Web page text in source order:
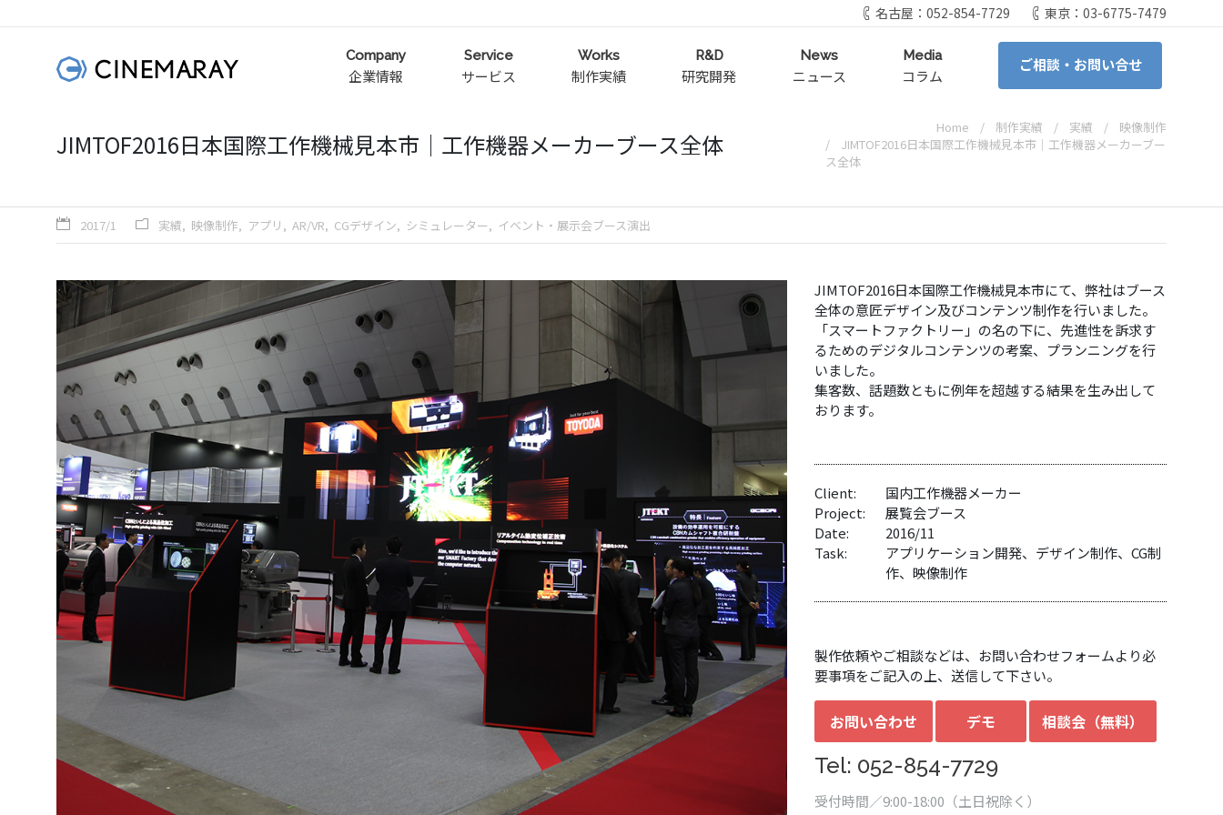
名古屋：052-854-7729 東京：03-6775-7479
Company
企業情報
Service
サービス
Works
制作実績
R&D
研究開発
News
ニュース
Media
コラム
ご相談・お問い合せ
JIMTOF2016日本国際工作機械見本市│工作機器メーカーブース全体
Home 制作実績 実績
映像制作
JIMTOF2016日本国際工作機械見本市│工作機器メーカーブー
ス全体
2017/1 実績 映像制作 アプリ AR/VR CGデザイン シミュレーター イベント・展示会ブース演出
JIMTOF2016日本国際工作機械見本市にて、弊社はブース
全体の意匠デザイン及びコンテンツ制作を行いました。
「スマートファクトリー」の名の下に、先進性を訴求す
るためのデジタルコンテンツの考案、プランニングを行
いました。
集客数、話題数ともに例年を超越する結果を生み出して
おります。
Client:
国内工作機器メーカー
Project:
展覧会ブース
Date:
2016/11
Task:
アプリケーション開発、デザイン制作、CG制
作、映像制作
製作依頼やご相談などは、お問い合わせフォームより必
要事項をご記入の上、送信して下さい。
お問い合わせ デモ 相談会（無料）
Tel: 052-854-7729
受付時間／9:00-18:00（土日祝除く）